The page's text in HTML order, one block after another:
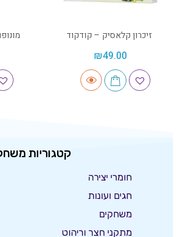
זיכרון קלאסיק – קודקוד
₪49.00
קטגוריות
חומרי יצירה
חגים ועונות
משחקים
מתקני חצר וריהוט